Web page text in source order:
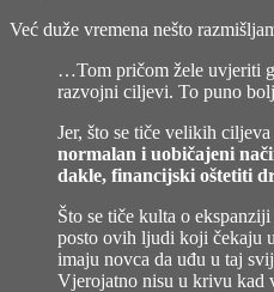
Već duže vremena nešto
…Tom pričom žele uvjeriti
razvojni ciljevi. To puno
Jer, što se tiče velikih
normalan i uobičajeni
dakle, financijski oštetiti
Što se tiče kulta o
posto ovih ljudi koji čekaju
imaju novca da uđu u taj
Vjerojatno nisu u krivu kad